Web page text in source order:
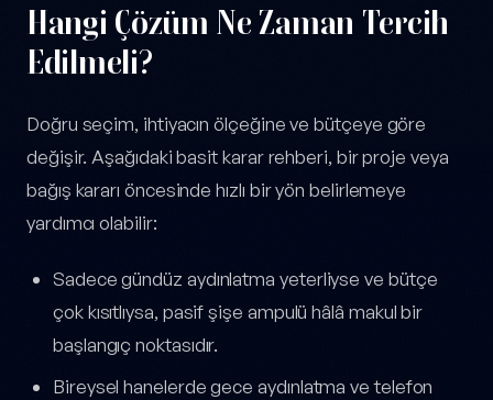
Hangi Çözüm Ne Zaman Tercih
Edilmeli?
Doğru seçim, ihtiyacın ölçeğine ve bütçeye göre
değişir. Aşağıdaki basit karar rehberi, bir proje veya
bağış kararı öncesinde hızlı bir yön belirlemeye
yardımcı olabilir:
Sadece gündüz aydınlatma yeterliyse ve bütçe
çok kısıtlıysa, pasif şişe ampulü hâlâ makul bir
başlangıç noktasıdır.
Bireysel hanelerde gece aydınlatma ve telefon